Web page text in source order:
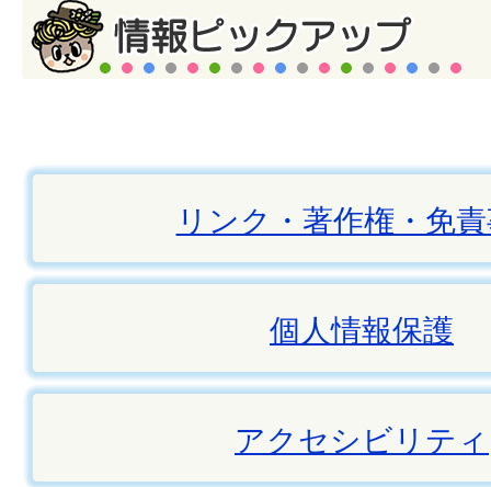
リンク・著作権・免
個人情報保護
アクセシビリティ